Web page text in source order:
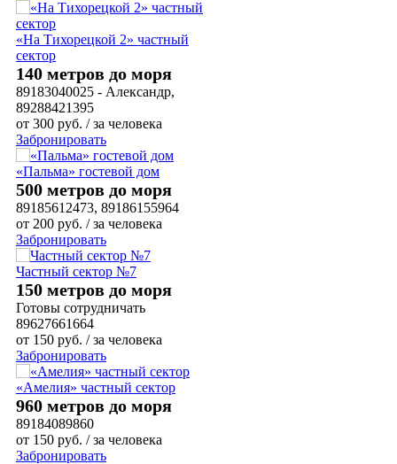
«На Тихорецкой 2» частный
сектор
140 метров до моря
89183040025 - Александр,
89288421395
от 300 руб. / за человека
Забронировать
«Пальма» гостевой дом
500 метров до моря
89185612473, 89186155964
от 200 руб. / за человека
Забронировать
Частный сектор №7
150 метров до моря
Готовы сотрудничать
89627661664
от 150 руб. / за человека
Забронировать
«Амелия» частный сектор
960 метров до моря
89184089860
от 150 руб. / за человека
Забронировать